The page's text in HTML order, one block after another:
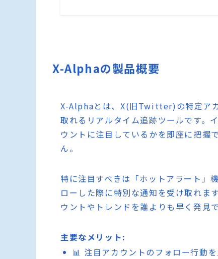
X-Alphaの製品概要
X-Alphaとは、X(旧Twitter)の特定ア
取れるリアルタイム追跡ツールです。
ウントに注目しているかを即座に把握
ん。
特に注目すべきは「ホットアラート」
ローした際に特別な通知を受け取れま
ウントやトレンドを誰よりも早く発見で
主要なメリット:
📊 注目アカウントのフォロー行動